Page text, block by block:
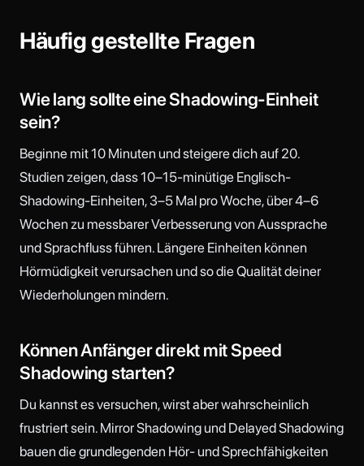
Häufig gestellte Fragen
Wie lang sollte eine Shadowing-Einheit
sein?
Beginne mit 10 Minuten und steigere dich auf 20.
Studien zeigen, dass 10–15-minütige Englisch-
Shadowing-Einheiten, 3–5 Mal pro Woche, über 4–6
Wochen zu messbarer Verbesserung von Aussprache
und Sprachfluss führen. Längere Einheiten können
Hörmüdigkeit verursachen und so die Qualität deiner
Wiederholungen mindern.
Können Anfänger direkt mit Speed
Shadowing starten?
Du kannst es versuchen, wirst aber wahrscheinlich
frustriert sein. Mirror Shadowing und Delayed Shadowing
bauen die grundlegenden Hör- und Sprechfähigkeiten